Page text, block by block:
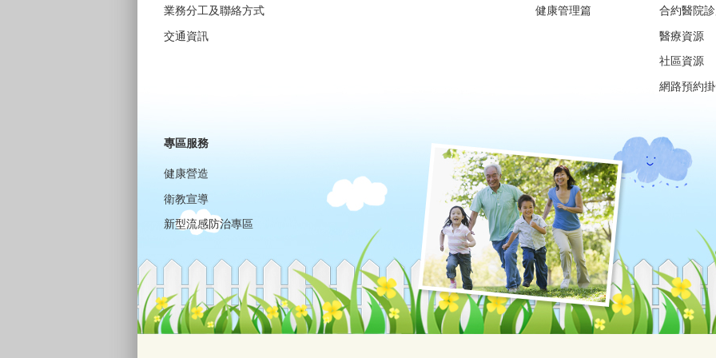
業務分工及聯絡方式
交通資訊
健康管理篇
合約醫院
醫療資源
社區資源
網路預約
專區服務
健康營造
衛教宣導
新型流感防治專區